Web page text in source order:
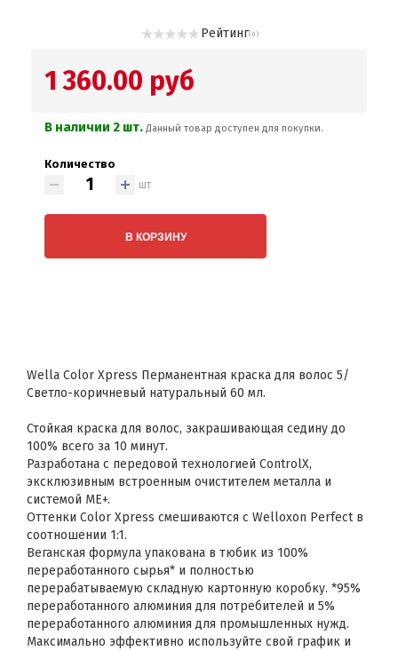
Рейтинг( 0 )
1 360.00 руб
В наличии 2 шт. Данный товар доступен для покупки.
Количество
шт
В КОРЗИНУ
Wella Color Xpress Перманентная краска для волос 5/
Светло-коричневый натуральный 60 мл.
Стойкая краска для волос, закрашивающая седину до
100% всего за 10 минут.
Разработана с передовой технологией ControlX,
эксклюзивным встроенным очистителем металла и
системой ME+.
Оттенки Color Xpress смешиваются с Welloxon Perfect в
соотношении 1:1.
Веганская формула упакована в тюбик из 100%
переработанного сырья* и полностью
перерабатываемую складную картонную коробку. *95%
переработанного алюминия для потребителей и 5%
переработанного алюминия для промышленных нужд.
Максимально эффективно используйте свой график и